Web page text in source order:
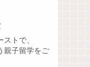
トで、
親子留学をご